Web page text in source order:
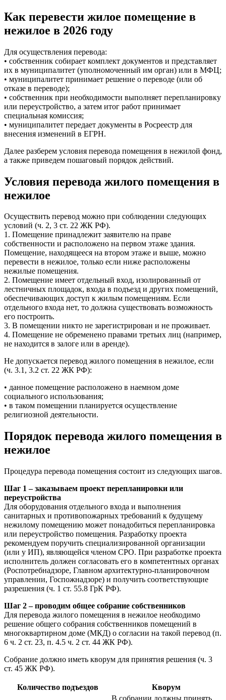
Как перевести жилое помещение в
нежилое в 2026 году
Для осуществления перевода:
• собственник собирает комплект документов и представляет
их в муниципалитет (уполномоченный им орган) или в МФЦ;
• муниципалитет принимает решение о переводе (или об
отказе в переводе);
• собственник при необходимости выполняет перепланировку
или переустройство, а затем итог работ принимает
специальная комиссия;
• муниципалитет передает документы в Росреестр для
внесения изменений в ЕГРН.
Далее разберем условия перевода помещения в нежилой фонд,
а также приведем пошаговый порядок действий.
Условия перевода жилого помещения в
нежилое
Осуществить перевод можно при соблюдении следующих
условий (ч. 2, 3 ст. 22 ЖК РФ).
1. Помещение принадлежит заявителю на праве
собственности и расположено на первом этаже здания.
Помещение, находящееся на втором этаже и выше, можно
перевести в нежилое, только если ниже расположены
нежилые помещения.
2. Помещение имеет отдельный вход, изолированный от
лестничных площадок, входа в подъезд и других помещений,
обеспечивающих доступ к жилым помещениям. Если
отдельного входа нет, то должна существовать возможность
его построить.
3. В помещении никто не зарегистрирован и не проживает.
4. Помещение не обременено правами третьих лиц (например,
не находится в залоге или в аренде).
Не допускается перевод жилого помещения в нежилое, если
(ч. 3.1, 3.2 ст. 22 ЖК РФ):
• данное помещение расположено в наемном доме
социального использования;
• в таком помещении планируется осуществление
религиозной деятельности.
Порядок перевода жилого помещения в
нежилое
Процедура перевода помещения состоит из следующих шагов.
Шаг 1 – заказываем проект перепланировки или
переустройства
Для оборудования отдельного входа и выполнения
санитарных и противопожарных требований к будущему
нежилому помещению может понадобиться перепланировка
или переустройство помещения. Разработку проекта
рекомендуем поручить специализированной организации
(или у ИП), являющейся членом СРО. При разработке проекта
исполнитель должен согласовать его в компетентных органах
(Роспотребнадзоре, Главном архитектурно-планировочном
управлении, Госпожнадзоре) и получить соответствующие
разрешения (ч. 1 ст. 55.8 ГрК РФ).
Шаг 2 – проводим общее собрание собственников
Для перевода жилого помещения в нежилое необходимо
решение общего собрания собственников помещений в
многоквартирном доме (МКД) о согласии на такой перевод (п.
6 ч. 2 ст. 23, п. 4.5 ч. 2 ст. 44 ЖК РФ).
Собрание должно иметь кворум для принятия решения (ч. 3
ст. 45 ЖК РФ).
Количество подъездов
Кворум